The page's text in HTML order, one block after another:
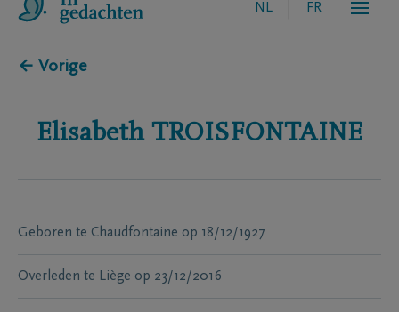
NL FR
← Vorige
Elisabeth TROISFONTAINE
Geboren te Chaudfontaine op 18/12/1927
Overleden te Liège op 23/12/2016